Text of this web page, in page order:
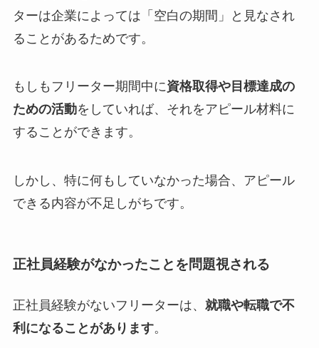
ターは企業によっては「空白の期間」と見なされ
ることがあるためです。
もしもフリーター期間中に資格取得や目標達成の
ための活動をしていれば、それをアピール材料に
することができます。
しかし、特に何もしていなかった場合、アピール
できる内容が不足しがちです。
正社員経験がなかったことを問題視される
正社員経験がないフリーターは、 就職や転職で不
利になることがあります。